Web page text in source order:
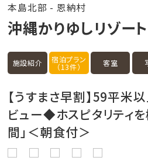
本島北部 - 恩納村
沖縄かりゆしリゾー
施設紹介 宿泊プラン
（13件） 客室
【うすまさ早割】59平米
ビュー◆ホスピタリティ
間」＜朝食付＞